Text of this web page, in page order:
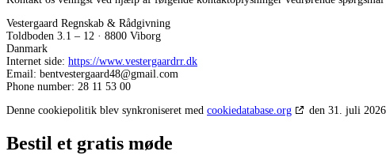
Vestergaard Regnskab & Rådgivning
Toldboden 3.1 – 12 · 8800 Viborg
Danmark
Internet side: https://www.vestergaardrr.dk
Email: bentvestergaard48@gmail.com
Phone number: 28 11 53 00
Denne cookiepolitik blev synkroniseret med cookiedatabase.org den 31. juli 2026.
Bestil et gratis møde